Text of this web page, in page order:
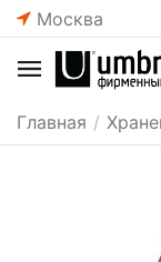
Москва
Главная /